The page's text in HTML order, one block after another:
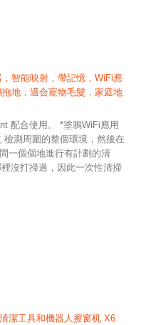
智能映射，帶記憶，WiFi應
地，適合寵物毛髮，家庭地
配合使用。 *塗鴉WiFi應用
測周圍的整個環境，然後在
一個個地進行有計劃的清
沒打掃過，因此一次性清掃
潔工具和機器人擦窗机 X6